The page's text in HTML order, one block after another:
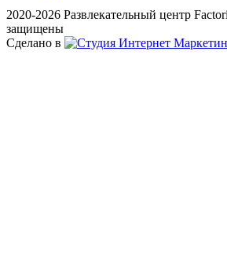
2020-2026 Развлекательный центр
защищены
Сделано в